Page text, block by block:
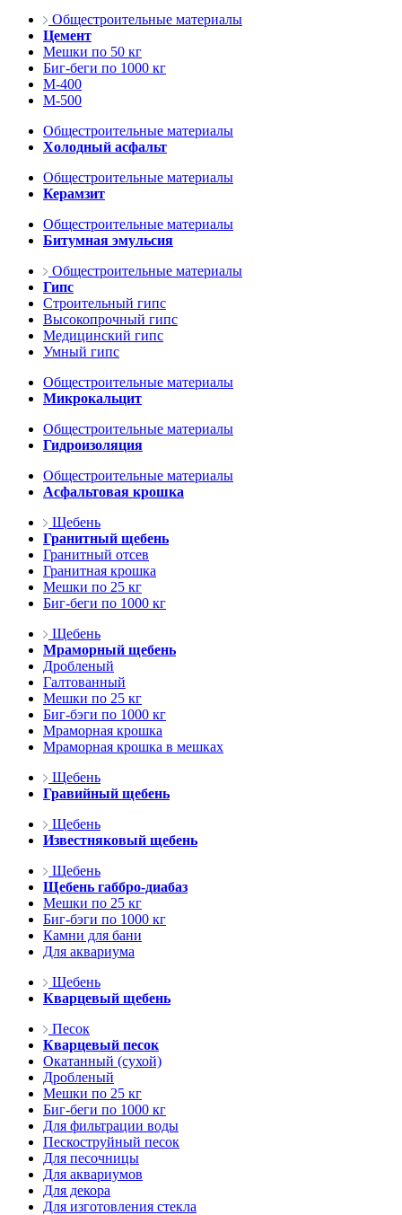
Общестроительные материалы
Цемент
Мешки по 50 кг
Биг-беги по 1000 кг
М-400
М-500
Общестроительные материалы
Холодный асфальт
Общестроительные материалы
Керамзит
Общестроительные материалы
Битумная эмульсия
Общестроительные материалы
Гипс
Строительный гипс
Высокопрочный гипс
Медицинский гипс
Умный гипс
Общестроительные материалы
Микрокальцит
Общестроительные материалы
Гидроизоляция
Общестроительные материалы
Асфальтовая крошка
Щебень
Гранитный щебень
Гранитный отсев
Гранитная крошка
Мешки по 25 кг
Биг-беги по 1000 кг
Щебень
Мраморный щебень
Дробленый
Галтованный
Мешки по 25 кг
Биг-бэги по 1000 кг
Мраморная крошка
Мраморная крошка в мешках
Щебень
Гравийный щебень
Щебень
Известняковый щебень
Щебень
Щебень габбро-диабаз
Мешки по 25 кг
Биг-бэги по 1000 кг
Камни для бани
Для аквариума
Щебень
Кварцевый щебень
Песок
Кварцевый песок
Окатанный (сухой)
Дробленый
Мешки по 25 кг
Биг-беги по 1000 кг
Для фильтрации воды
Пескоструйный песок
Для песочницы
Для аквариумов
Для декора
Для изготовления стекла